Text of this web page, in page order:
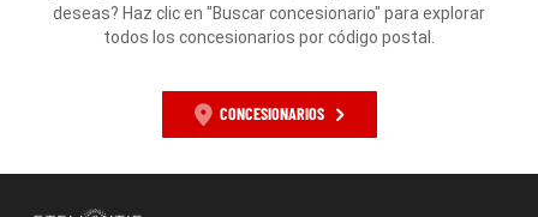
deseas? Haz clic en "Buscar concesionario" para explorar
todos los concesionarios por código postal.
CONCESIONARIOS